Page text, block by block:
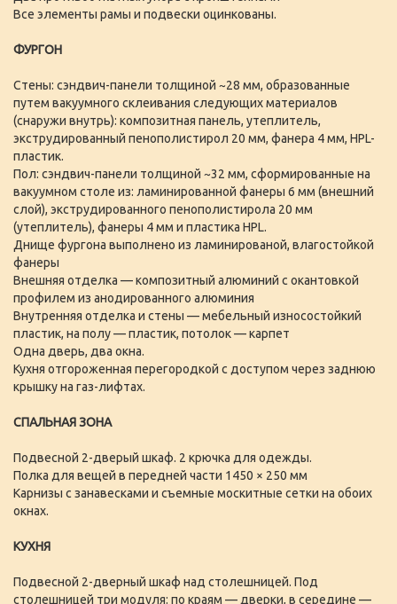
Все элементы рамы и подвески оцинкованы.
ФУРГОН
Стены: сэндвич-панели толщиной ~28 мм, образованные
путем вакуумного склеивания следующих материалов
(снаружи внутрь): композитная панель, утеплитель,
экструдированный пенополистирол 20 мм, фанера 4 мм, HPL-
пластик.
Пол: сэндвич-панели толщиной ~32 мм, сформированные на
вакуумном столе из: ламинированной фанеры 6 мм (внешний
слой), экструдированного пенополистирола 20 мм
(утеплитель), фанеры 4 мм и пластика HPL.
Днище фургона выполнено из ламинированой, влагостойкой
фанеры
Внешняя отделка — композитный алюминий с окантовкой
профилем из анодированного алюминия
Внутренняя отделка и стены — мебельный износостойкий
пластик, на полу — пластик, потолок — карпет
Одна дверь, два окна.
Кухня отгороженная перегородкой с доступом через заднюю
крышку на газ-лифтах.
СПАЛЬНАЯ ЗОНА
Подвесной 2-дверый шкаф. 2 крючка для одежды.
Полка для вещей в передней части 1450 × 250 мм
Карнизы с занавесками и съемные москитные сетки на обоих
окнах.
КУХНЯ
Подвесной 2-дверный шкаф над столешницей. Под
столешницей три модуля: по краям — дверки, в середине —